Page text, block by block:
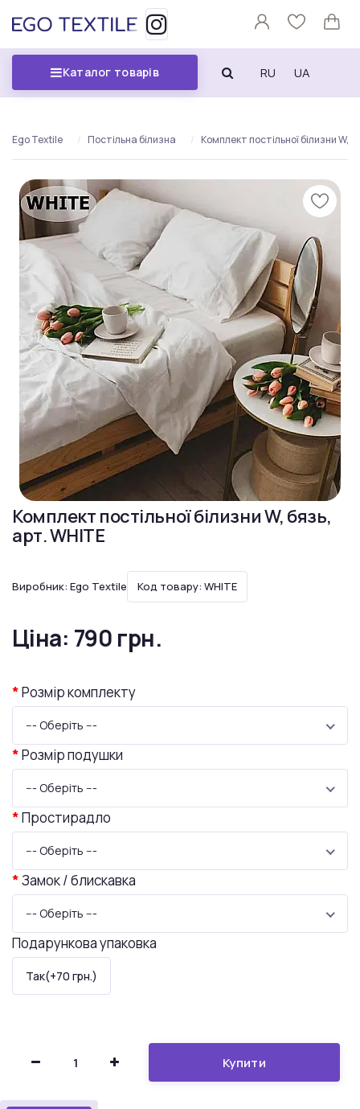
Каталог товарів RU UA
Ego Textile Постільна білизна Комплект постільної білизни W,
Комплект постільної білизни W, бязь,
арт. WHITE
Виробник: Ego Textile Код товару: WHITE
Ціна: 790 грн.
Розмір комплекту
--- Оберіть ---
Розмір подушки
--- Оберіть ---
Простирадло
--- Оберіть ---
Замок / блискавка
--- Оберіть ---
Подарункова упаковка
Так(+70 грн.)
Купити